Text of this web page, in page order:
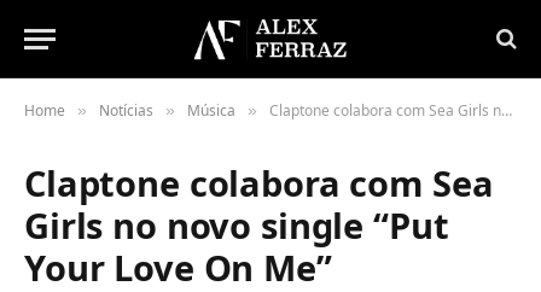
Home » Notícias » Música » Claptone colabora com Sea Girls no novo single “Put Your Love On Me”
Claptone colabora com Sea
Girls no novo single “Put
Your Love On Me”